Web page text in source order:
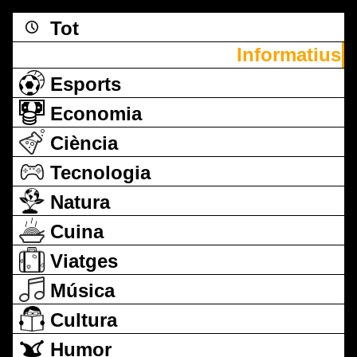
Tot
Informatius
Esports
Economia
Ciència
Tecnologia
Natura
Cuina
Viatges
Música
Cultura
Humor